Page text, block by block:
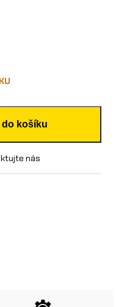
do košíku
nás